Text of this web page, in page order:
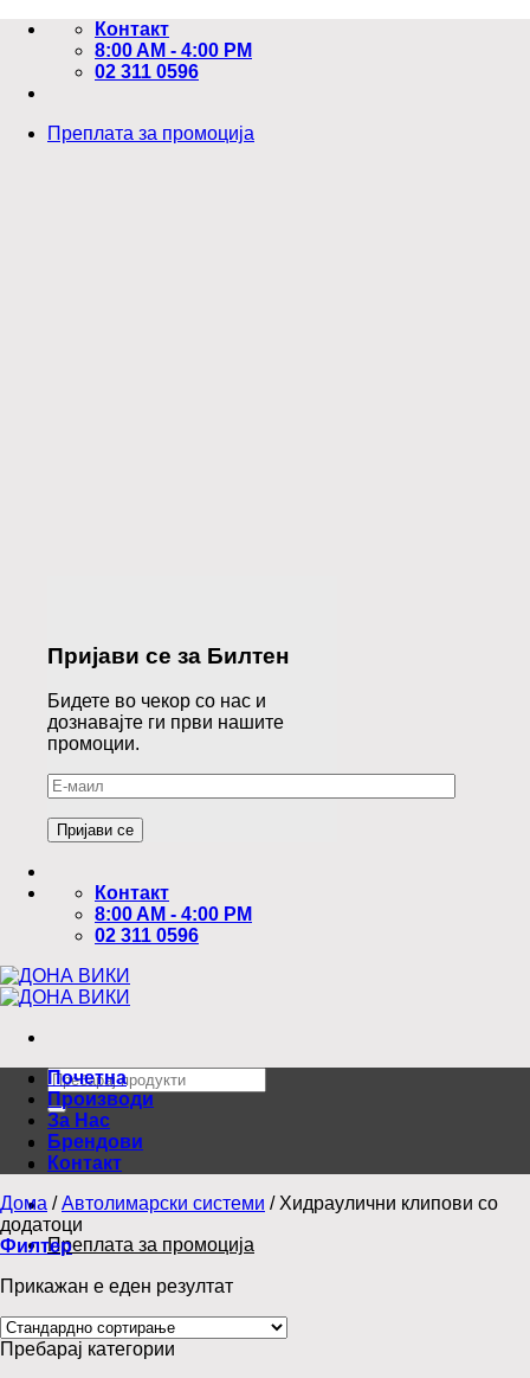
Skip
Контакт
8:00 AM - 4:00 PM
02 311 0596
Преплата за промоција
Пријави се за Билтен
Бидете во чекор со нас и
дознавајте ги први нашите
промоции.
Контакт
8:00 AM - 4:00 PM
02 311 0596
Барај
за:
Преплата за промоција
Почетна
Производи
За Нас
Брендови
Контакт
Дома / Автолимарски системи /Хидраулични клипови со
додатоци
Филтер
Прикажан е еден резултат
Пребарај категории